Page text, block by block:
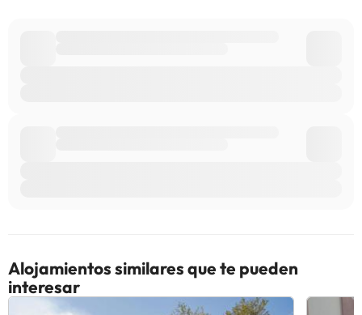
Alojamientos similares que te pueden
interesar